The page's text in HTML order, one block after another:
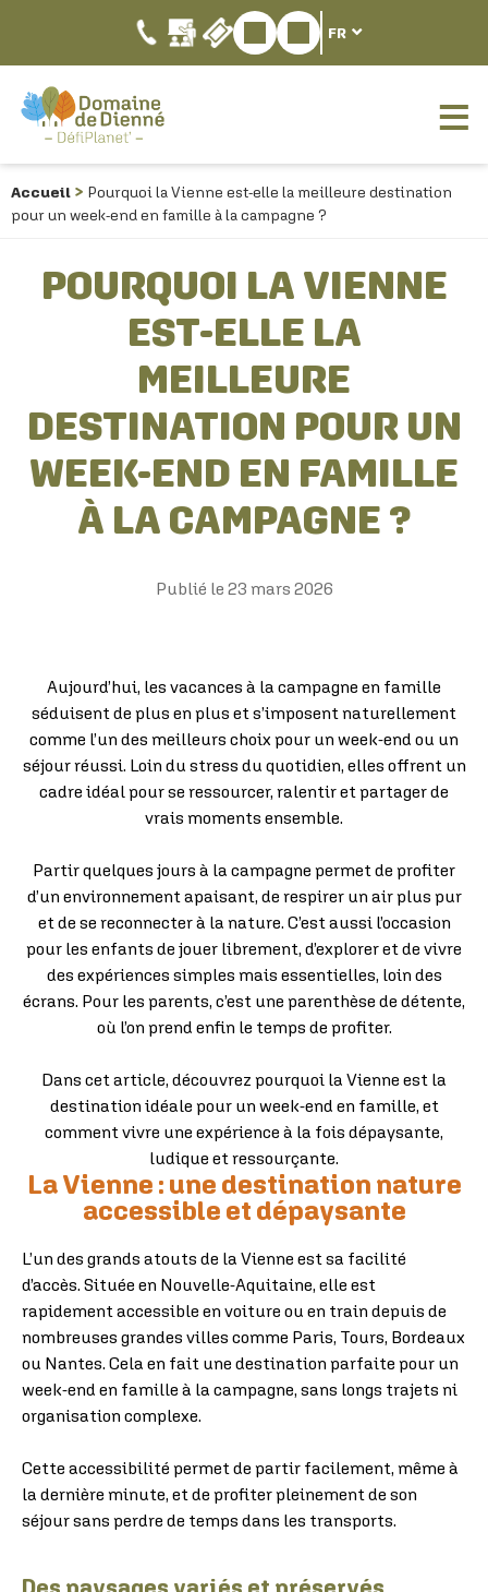
FR
Accueil
Pourquoi la Vienne est-elle la meilleure destination
pour un week-end en famille à la campagne ?
POURQUOI LA VIENNE
EST-ELLE LA
MEILLEURE
DESTINATION POUR UN
WEEK-END EN FAMILLE
À LA CAMPAGNE ?
Publié le 23 mars 2026
Aujourd’hui, les vacances à la campagne en famille
séduisent de plus en plus et s’imposent naturellement
comme l’un des meilleurs choix pour un week-end ou un
séjour réussi. Loin du stress du quotidien, elles offrent un
cadre idéal pour se ressourcer, ralentir et partager de
vrais moments ensemble.
Partir quelques jours à la campagne permet de profiter
d’un environnement apaisant, de respirer un air plus pur
et de se reconnecter à la nature. C’est aussi l’occasion
pour les enfants de jouer librement, d’explorer et de vivre
des expériences simples mais essentielles, loin des
écrans. Pour les parents, c’est une parenthèse de détente,
où l’on prend enfin le temps de profiter.
Dans cet article, découvrez pourquoi la Vienne est la
destination idéale pour un week-end en famille, et
comment vivre une expérience à la fois dépaysante,
ludique et ressourçante.
La Vienne : une destination nature
accessible et dépaysante
L’un des grands atouts de la Vienne est sa facilité
d’accès. Située en Nouvelle-Aquitaine, elle est
rapidement accessible en voiture ou en train depuis de
nombreuses grandes villes comme Paris, Tours, Bordeaux
ou Nantes. Cela en fait une destination parfaite pour un
week-end en famille à la campagne, sans longs trajets ni
organisation complexe.
Cette accessibilité permet de partir facilement, même à
la dernière minute, et de profiter pleinement de son
séjour sans perdre de temps dans les transports.